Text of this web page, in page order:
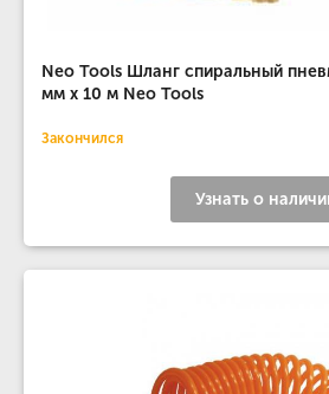
Neo Tools Шланг спиральный
мм x 10 м Neo Tools
Закончился
Узнать о